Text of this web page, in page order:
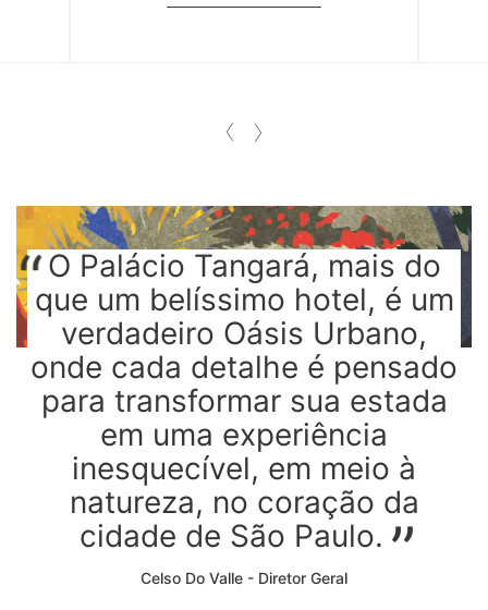
O Palácio Tangará, mais do
que um belíssimo hotel, é um
verdadeiro Oásis Urbano,
onde cada detalhe é pensado
para transformar sua estada
em uma experiência
inesquecível, em meio à
natureza, no coração da
cidade de São Paulo.
Celso Do Valle - Diretor Geral